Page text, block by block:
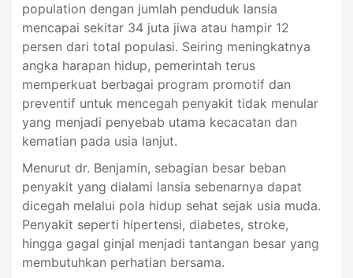
population dengan jumlah penduduk lansia
mencapai sekitar 34 juta jiwa atau hampir 12
persen dari total populasi. Seiring meningkatnya
angka harapan hidup, pemerintah terus
memperkuat berbagai program promotif dan
preventif untuk mencegah penyakit tidak menular
yang menjadi penyebab utama kecacatan dan
kematian pada usia lanjut.
Menurut dr. Benjamin, sebagian besar beban
penyakit yang dialami lansia sebenarnya dapat
dicegah melalui pola hidup sehat sejak usia muda.
Penyakit seperti hipertensi, diabetes, stroke,
hingga gagal ginjal menjadi tantangan besar yang
membutuhkan perhatian bersama.